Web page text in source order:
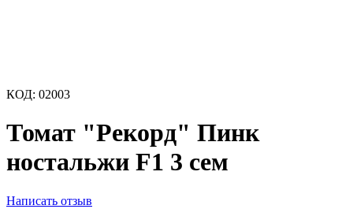
КОД: 02003
Томат "Рекорд" Пинк
ностальжи F1 3 сем
Написать отзыв